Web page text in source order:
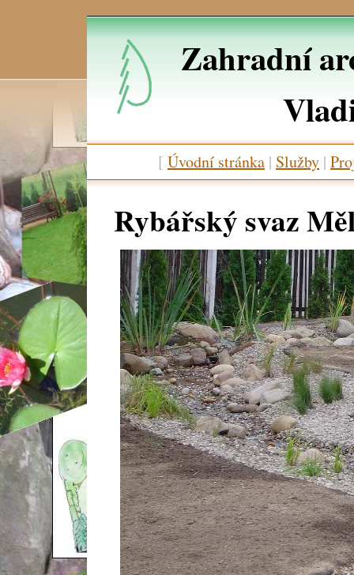
Zahradní
[ Úvodní stránka | Služby |
Rybářský svaz